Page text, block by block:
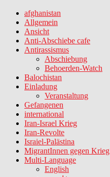
afghanistan
Allgemein
Ansicht
Anti-Abschiebe cafe
Antirassismus
Abschiebung
Behoerden-Watch
Balochistan
Einladung
Veranstaltung
Gefangenen
international
Iran-Israel Krieg
Iran-Revolte
Israiel-Palästina
MigrantInnen gegen Krieg
Multi-Language
English